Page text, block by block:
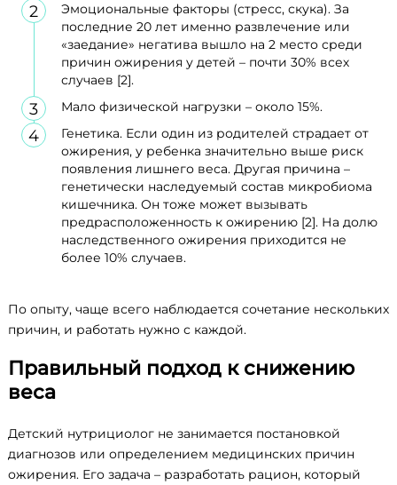
Эмоциональные факторы (стресс, скука). За
последние 20 лет именно развлечение или
«заедание» негатива вышло на 2 место среди
причин ожирения у детей – почти 30% всех
случаев [2].
Мало физической нагрузки – около 15%.
Генетика. Если один из родителей страдает от
ожирения, у ребенка значительно выше риск
появления лишнего веса. Другая причина –
генетически наследуемый состав микробиома
кишечника. Он тоже может вызывать
предрасположенность к ожирению [2]. На долю
наследственного ожирения приходится не
более 10% случаев.
По опыту, чаще всего наблюдается сочетание нескольких
причин, и работать нужно с каждой.
Правильный подход к снижению
веса
Детский нутрициолог не занимается постановкой
диагнозов или определением медицинских причин
ожирения. Его задача – разработать рацион, который